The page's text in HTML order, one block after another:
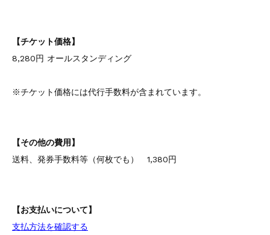
【チケット価格】
8,280円 オールスタンディング
※チケット価格には代行手数料が含まれています。
【その他の費用】
送料、発券手数料等（何枚でも） 1,380円
【お支払いについて】
支払方法を確認する